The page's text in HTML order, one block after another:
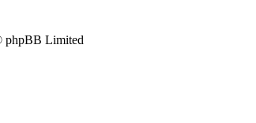
phpBB Limited